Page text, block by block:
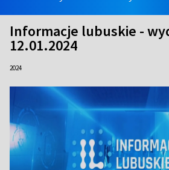
Informacje lubuskie -
12.01.2024
2024